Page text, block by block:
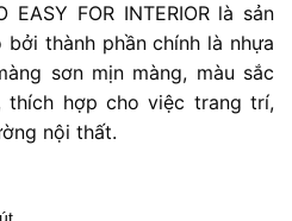
EASY FOR INTERIORlà sản
thành phần chính là nhựa
sơn mịn màng, màu sắc
thích hợp cho việc trang trí,
nội thất.